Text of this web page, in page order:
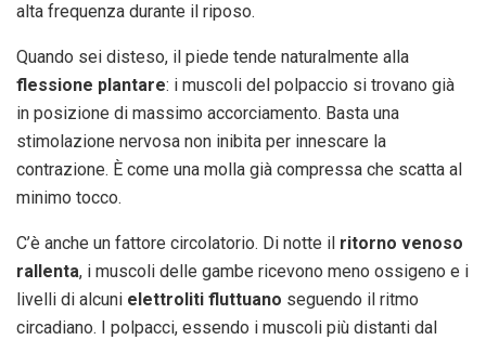
alta frequenza durante il riposo.
Quando sei disteso, il piede tende naturalmente alla
flessione plantare: i muscoli del polpaccio si trovano già
in posizione di massimo accorciamento. Basta una
stimolazione nervosa non inibita per innescare la
contrazione. È come una molla già compressa che scatta al
minimo tocco.
C’è anche un fattore circolatorio. Di notte il ritorno venoso
rallenta, i muscoli delle gambe ricevono meno ossigeno e i
livelli di alcuni elettroliti fluttuano seguendo il ritmo
circadiano. I polpacci, essendo i muscoli più distanti dal